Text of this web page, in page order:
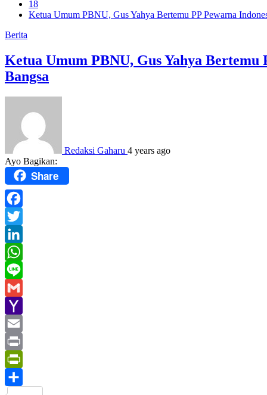
18
Ketua Umum PBNU, Gus Yahya Bertemu PP Pewarna
Berita
Ketua Umum PBNU, Gus Yahya
Bangsa
Redaksi Gaharu 4 years ago
Ayo Bagikan:
Share
Facebook
Twitter
LinkedIn
WhatsApp
Line
Gmail
Yahoo
Mail
Email
Print
PrintFriendly